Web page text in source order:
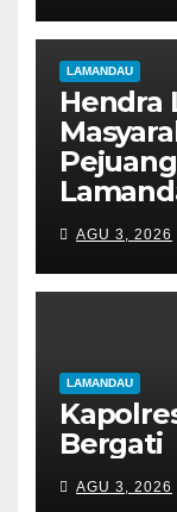
LAMANDAU
Hendra
AGU 3, 2026
LAMANDAU
Bergati
AGU 3, 2026